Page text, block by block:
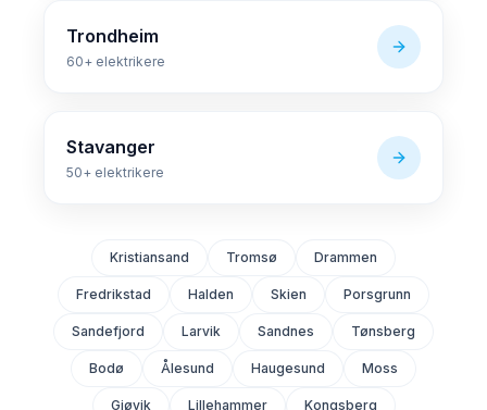
Trondheim
60+ elektrikere
Stavanger
50+ elektrikere
Kristiansand Tromsø Drammen
Fredrikstad Halden Skien Porsgrunn
Sandefjord Larvik Sandnes Tønsberg
Bodø Ålesund Haugesund Moss
Gjøvik Lillehammer Kongsberg